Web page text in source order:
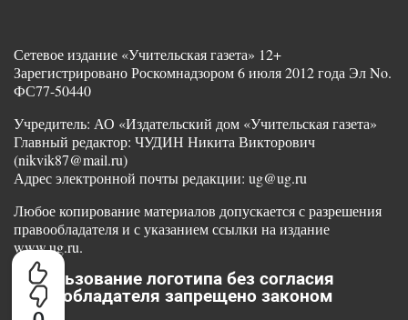
Сетевое издание «Учительская газета» 12+
Зарегистрировано Роскомнадзором 6 июля 2012 года Эл No.
ФС77-50440
Учредитель: АО «Издательский дом «Учительская газета»
Главный редактор: ЧУДИН Никита Викторович
(nikvik87@mail.ru)
Адрес электронной почты редакции: ug@ug.ru
Любое копирование материалов допускается с разрешения
правообладателя и с указанием ссылки на издание
www.ug.ru.
Использование логотипа без согласия
правообладателя запрещено законом